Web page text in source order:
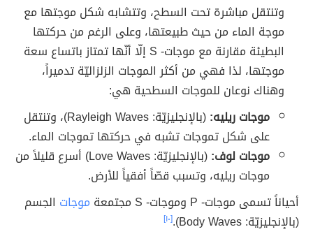
وتنتقل مباشرة تحت السطح، وتتشابه شكل موجتها مع
موجة الماء من حيث طبيعتها، وعلى الرغم من حركتها
البطيئة مقارنة مع موجات- S إلّا أنّها تمتاز باتساع سعة
موجتها، لذا فهي من أكثر الموجات الزلزاليّة تدميراً،
وهناك نوعان للموجات السطحية هي:
موجات ريليه:
(بالإنجليزيّة: Rayleigh Waves)، وتنتقل
على شكل تموجات تشبه في حركتها تموجات الماء.
موجات لوف:
(بالإنجليزيّة: Love Waves) أسرع قليلاً من
موجات ريليه، وتسبب قصّاً أفقياً للأرض.
أحياناً تسمى موجات- P وموجات- S مجتمعة
موجات الجسم
(بالإنجليزيّة: Body Waves).
[١٠]